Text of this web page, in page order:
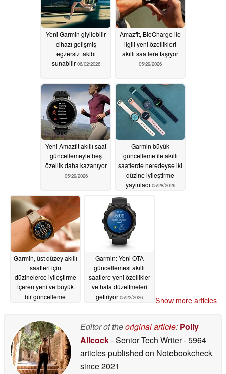
Yeni Garmin giyilebilir
cihazı gelişmiş
egzersiz takibi
sunabilir 06/02/2026
Amazfit, BioCharge ile
ilgili yeni özellikleri
akıllı saatlere taşıyor
05/29/2026
Yeni Amazfit akıllı saat
güncellemeyle beş
özellik daha kazanıyor
05/29/2026
Garmin büyük
güncelleme ile akıllı
saatlerde neredeyse iki
düzine iyileştirme
yayınladı 05/28/2026
Garmin, üst düzey akıllı
saatleri için
düzinelerce iyileştirme
içeren yeni ve büyük
bir güncelleme
Garmin: Yeni OTA
güncellemesi akıllı
saatlere yeni özellikler
ve hata düzeltmeleri
getiriyor 05/22/2026 Show more articles
Editor of theoriginal article: Polly
Allcock- Senior Tech Writer- 5964
articles published on Notebookcheck
since 2021